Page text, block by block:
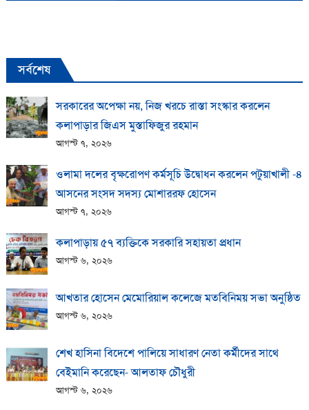
সর্বশেষ
সরকারের অপেক্ষা নয়, নিজ খরচে রাস্তা সংস্কার করলেন
কলাপাড়ার জিএস মুস্তাফিজুর রহমান
আগস্ট ৭, ২০২৬
ওলামা দলের বৃক্ষরোপণ কর্মসূচি উদ্বোধন করলেন পটুয়াখালী -৪
আসনের সংসদ সদস্য মোশাররফ হোসেন
আগস্ট ৭, ২০২৬
কলাপাড়ায় ​৫৭ ব্যক্তিকে সরকারি সহায়তা প্রধান
আগস্ট ৬, ২০২৬
আখতার হোসেন মেমোরিয়াল কলেজে মতবিনিময় সভা অনুষ্ঠিত
আগস্ট ৬, ২০২৬
শেখ হাসিনা বিদেশে পালিয়ে সাধারণ নেতা কর্মীদের সাথে
বেইমানি করেছেন- আলতাফ চৌধুরী
আগস্ট ৬, ২০২৬